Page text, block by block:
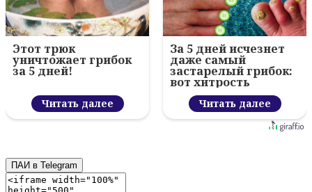
Этот трюк
уничтожает грибок
за 5 дней!
Читать далее
За 5 дней исчезнет
даже самый
застарелый грибок:
вот хитрость
Читать далее
ПАИ в Telegram